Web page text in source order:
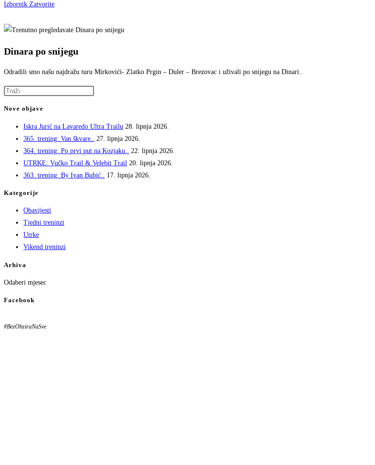
the
Izbornik Zatvorite
Dinara po snijegu
Odradili smo našu najdražu turu Mirkovići- Zlatko Prgin – Duler – Brezovac i uživali po snijegu na Dinari..
close
the
search
panel.
Nove objave
Iskra Jurić na Lavaredo Ultra Trailu 28. lipnja 2026.
365. trening: Van škvare..
27. lipnja 2026.
364. trening: Po prvi put na Kozjaku..
22. lipnja 2026.
UTRKE: Vučko Trail & Velebit Trail 20. lipnja 2026.
363. trening: By Ivan Bubić..
17. lipnja 2026.
Kategorije
Obavijesti
Tjedni treninzi
Utrke
Vikend treninzi
Arhiva
Arhiva
Odaberi mjesec
Facebook
#BezObziraNaSve